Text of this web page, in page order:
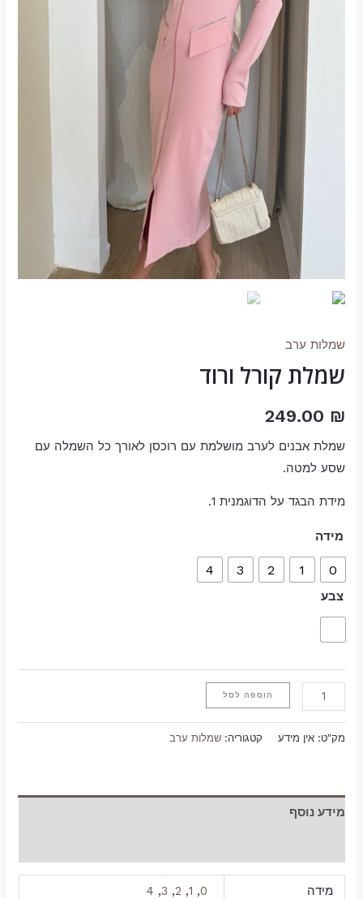
שמלות ערב
שמלת קורל ורוד
249.00 ₪
שמלת אבנים לערב מושלמת עם רוכסן לאורך כל השמלה עם
שסע למטה.
מידת הבגד על הדוגמנית 1.
מידה
0
1
2
3
4
צבע
הוספה לסל
מק"ט:אין מידע קטגוריה:שמלות ערב
מידע נוסף
מידה 0
,
1
,
2
,
3
,
4